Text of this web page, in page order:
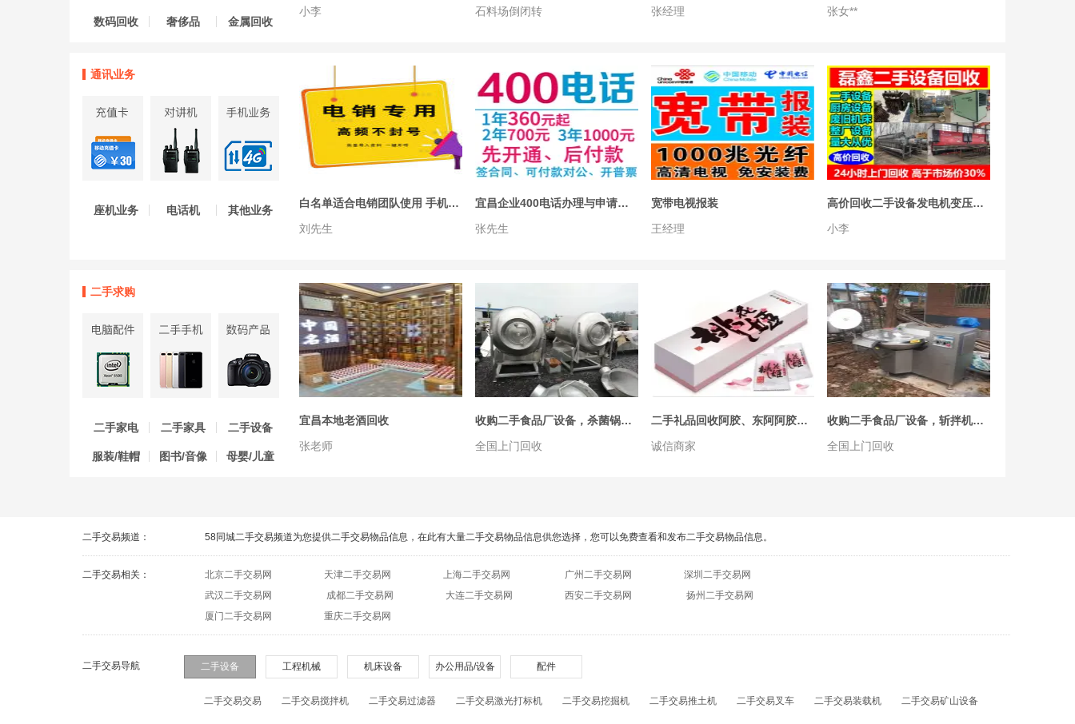
06-01
收购二手食品设备，烟熏炉，拌馅机，绞肉机，砍排机，锯骨机，真空和面机
全国上门回收
08-17
万鹏机械-矿山机械直销-砂石处理设备-筒筛、洗砂机、输送机，振动筛，移动破碎机，无轴筛沙机、脱水筛直销
宋经理
07-05
急转二手不锈钢反应釜储存罐冷凝器离心机压滤机蒸发器
王经理
11-01
汪经理
会员1年
出售回收二手塑料托盘，重型仓储货架，高位货架，堆垛架，周转筐，冷库架子、保温箱，巧固架，塑料筐，折叠筐，铁耳筐，超市购物车购物筐，地牛、仓储物资设备
（咨询就给高价）整场设备回收，二手机床设备回收，数控车床回收，镗床回收
宜昌同城回收二手木工设备木工机械封边机木工开料机冷压机木工雕刻机推台锯三排钻精密锯四面刨开料锯
数码回收 奢侈品 金属回收
小李
石料场倒闭转
张经理
张女**
通讯业务
座机业务 电话机 其他业务
白名单适合电销团队使用 手机+电脑端拨号方便
刘先生
宜昌企业400电话办理与申请，年360元，开通后付款
张先生
宽带电视报装
王经理
高价回收二手设备发电机变压器⭐旧机床废旧设备铜铁铝回收工厂设备整体打包
小李
二手求购
二手家电 二手家具 二手设备
服装/鞋帽 图书/音像 母婴/儿童
宜昌本地老酒回收
张老师
收购二手食品厂设备，杀菌锅，滚揉机，斩拌机，灌肠机，夹层锅，包装机
全国上门回收
二手礼品回收阿胶、东阿阿胶、福牌阿胶、美容保健品、茅台、白酒、购物卡
诚信商家
收购二手食品厂设备，斩拌机，杀菌锅，滚揉机，夹层锅，包装机，灌肠机
全国上门回收
二手交易频道： 58同城二手交易频道为您提供二手交易物品信息，在此有大量二手交易物品信息供您选择，您可以免费查看和发布二手交易物品信息。
二手交易相关： 北京二手交易网 天津二手交易网 上海二手交易网 广州二手交易网
深圳二手交易网
武汉二手交易网
成都二手交易网 大连二手交易网 西安二手交易网
扬州二手交易网
厦门二手交易网
重庆二手交易网
二手交易导航 二手设备 工程机械 机床设备 办公用品/设备 配件
二手交易交易 二手交易搅拌机 二手交易过滤器 二手交易激光打标机 二手交易挖掘机 二手交易推土机 二手交易叉车 二手交易装载机 二手交易矿山设备